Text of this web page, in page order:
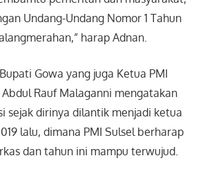
Undang-Undang Nomor 1 Tahun
harap Adnan.
Gowa yang juga Ketua PMI
Rauf Malaganni mengatakan
sejak dirinya dilantik menjadi ketua
lalu, dimana PMI Sulsel berharap
dan tahun ini mampu terwujud.